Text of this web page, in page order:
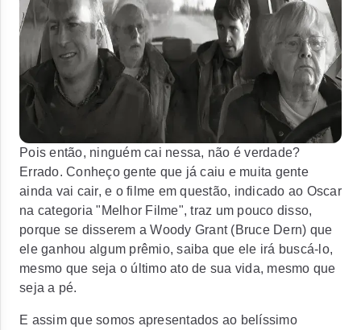
Pois então, ninguém cai nessa, não é verdade?
Errado. Conheço gente que já caiu e muita gente
ainda vai cair, e o filme em questão, indicado ao Oscar
na categoria "Melhor Filme", traz um pouco disso,
porque se disserem a Woody Grant (Bruce Dern) que
ele ganhou algum prêmio, saiba que ele irá buscá-lo,
mesmo que seja o último ato de sua vida, mesmo que
seja a pé.
E assim que somos apresentados ao belíssimo